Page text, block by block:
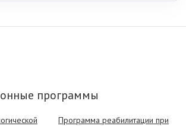
программы
Программа реабилитации при